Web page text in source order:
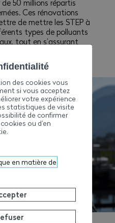
50 millions répartis
Ces rénovations
de mettre les STEP à
types de polluants
tout en s’assurant
des cookies vous
si vous acceptez
votre expérience
statistiques de visite
de confirmer
ou d’en
en matière de